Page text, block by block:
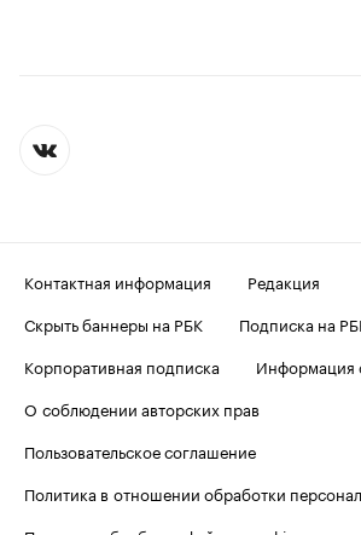
Контактная информация
Редакция
Скрыть баннеры на РБК
Подписка на
Корпоративная подписка
Информация
О соблюдении авторских прав
Пользовательское соглашение
Политика в отношении обработки